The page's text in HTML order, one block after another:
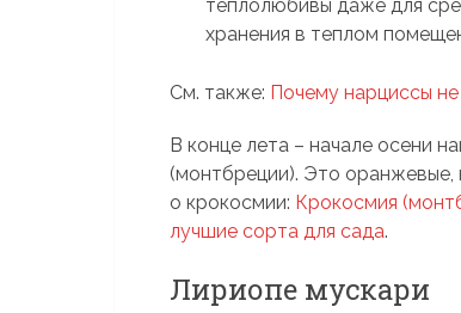
теплолюбивы даже для
хранения в теплом
См. также: Почему нарциссы
В конце лета – начале осени
(монтбреции). Это оранжевые,
о крокосмии: Крокосмия
лучшие сорта для сада.
Лириопе мускари